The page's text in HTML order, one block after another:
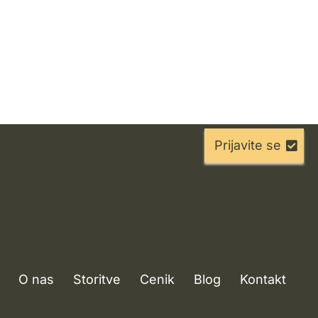
O nas Storitve Cenik Blog Kontakt
Prijavite se